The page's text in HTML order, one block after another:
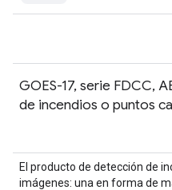
GOES-17, serie FDCC,
de incendios o puntos
El producto de detección de
imágenes: una en forma de